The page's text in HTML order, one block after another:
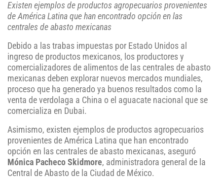
Existen ejemplos de productos agropecuarios provenientes
de América Latina que han encontrado opción en las
centrales de abasto mexicanas
Debido a las trabas impuestas por Estado Unidos al
ingreso de productos mexicanos, los productores y
comercializadores de alimentos de las centrales de abasto
mexicanas deben explorar nuevos mercados mundiales,
proceso que ha generado ya buenos resultados como la
venta de verdolaga a China o el aguacate nacional que se
comercializa en Dubai.
Asimismo, existen ejemplos de productos agropecuarios
provenientes de América Latina que han encontrado
opción en las centrales de abasto mexicanas, aseguró
Mónica Pacheco Skidmore, administradora general de la
Central de Abasto de la Ciudad de México.